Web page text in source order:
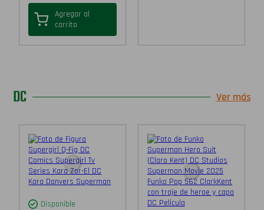
Agregar al
carrito
DC Ver más
Disponible